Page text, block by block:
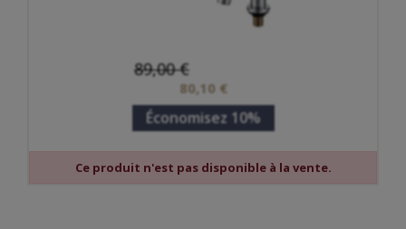
89,00 €
80,10 €
Économisez 10%
Ce produit n'est pas disponible à la vente.